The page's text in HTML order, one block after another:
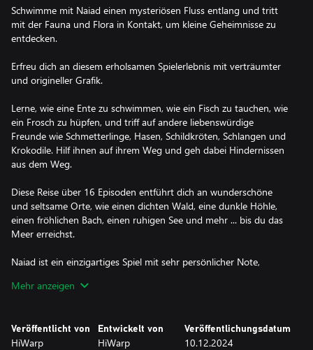
Schwimme mit Naiad einen mysteriösen Fluss entlang und tritt
mit der Fauna und Flora in Kontakt, um kleine Geheimnisse zu
entdecken.
Erfreu dich an diesem erholsamen Spielerlebnis mit verträumter
und origineller Grafik.
Lerne, wie eine Ente zu schwimmen, wie ein Fisch zu tauchen, wie
ein Frosch zu hüpfen, und triff auf andere liebenswürdige
Freunde wie Schmetterlinge, Hasen, Schildkröten, Schlangen und
Krokodile. Hilf ihnen auf ihrem Weg und geh dabei Hindernissen
aus dem Weg.
Diese Reise über 16 Episoden entführt dich an wunderschöne
und seltsame Orte, wie einen dichten Wald, eine dunkle Höhle,
einen fröhlichen Bach, einen ruhigen See und mehr ... bis du das
Meer erreichst.
Naiad ist ein einzigartiges Spiel mit sehr persönlicher Note,
Mehr anzeigen
Veröffentlicht von
HiWarp
Entwickelt von
HiWarp
Veröffentlichungsdatum
10.12.2024